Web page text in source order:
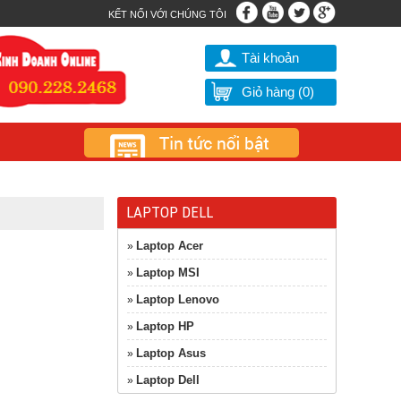
KẾT NỐI VỚI CHÚNG TÔI
Tài khoản
Giỏ hàng (0)
LAPTOP DELL
» Laptop Acer
» Laptop MSI
» Laptop Lenovo
» Laptop HP
» Laptop Asus
» Laptop Dell